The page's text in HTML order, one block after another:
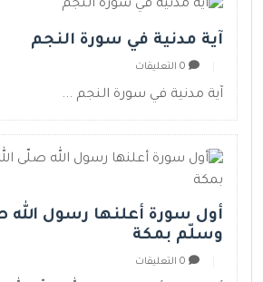
آية مدنية في سورة النجم
آية مدنية في سورة النجم ...
أول سورة أعلنها رسول الله
وسلّم بمكة